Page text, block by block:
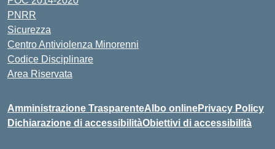
PNRR
Sicurezza
Centro Antiviolenza Minorenni
Codice Disciplinare
Area Riservata
Amministrazione TrasparenteAlbo onlinePrivacy Policy
Dichiarazione di accessibilitàObiettivi di accessibilità